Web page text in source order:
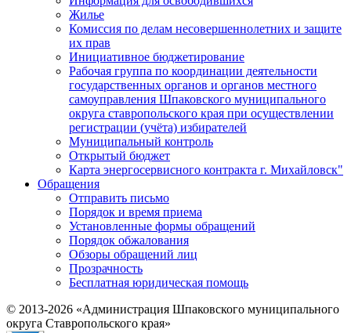
Жилье
Комиссия по делам несовершеннолетних и защите
их прав
Инициативное бюджетирование
Рабочая группа по координации деятельности
государственных органов и органов местного
самоуправления Шпаковского муниципального
округа ставропольского края при осуществлении
регистрации (учёта) избирателей
Муниципальный контроль
Открытый бюджет
Карта энергосервисного контракта г. Михайловск"
Обращения
Отправить письмо
Порядок и время приема
Установленные формы обращений
Порядок обжалования
Обзоры обращений лиц
Прозрачность
Бесплатная юридическая помощь
© 2013-2026 «Администрация Шпаковского муниципального
округа Ставропольского края»